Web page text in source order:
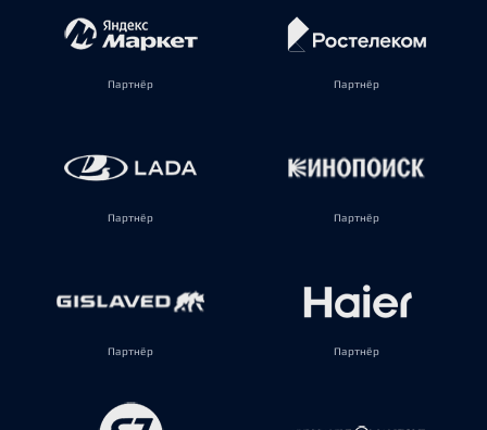
Партнёр Партнёр
Партнёр Партнёр
Партнёр Партнёр